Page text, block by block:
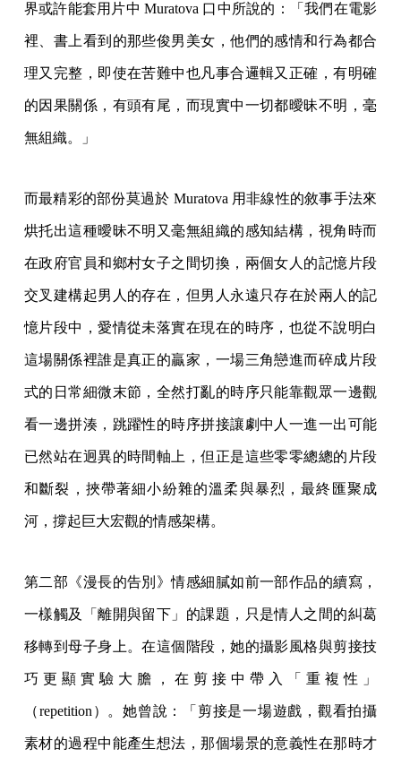
界或許能套用片中 Muratova 口中所說的：「我們在電影
裡、書上看到的那些俊男美女，他們的感情和行為都合
理又完整，即使在苦難中也凡事合邏輯又正確，有明確
的因果關係，有頭有尾，而現實中一切都曖昧不明，毫
無組織。」
而最精彩的部份莫過於 Muratova 用非線性的敘事手法來
烘托出這種曖昧不明又毫無組織的感知結構，視角時而
在政府官員和鄉村女子之間切換，兩個女人的記憶片段
交叉建構起男人的存在，但男人永遠只存在於兩人的記
憶片段中，愛情從未落實在現在的時序，也從不說明白
這場關係裡誰是真正的贏家，一場三角戀進而碎成片段
式的日常細微末節，全然打亂的時序只能靠觀眾一邊觀
看一邊拼湊，跳躍性的時序拼接讓劇中人一進一出可能
已然站在迥異的時間軸上，但正是這些零零總總的片段
和斷裂，挾帶著細小紛雜的溫柔與暴烈，最終匯聚成
河，撐起巨大宏觀的情感架構。
第二部《漫長的告別》情感細膩如前一部作品的續寫，
一樣觸及「離開與留下」的課題，只是情人之間的糾葛
移轉到母子身上。在這個階段，她的攝影風格與剪接技
巧更顯實驗大膽，在剪接中帶入「重複性」
（repetition）。她曾說：「剪接是一場遊戲，觀看拍攝
素材的過程中能產生想法，那個場景的意義性在那時才